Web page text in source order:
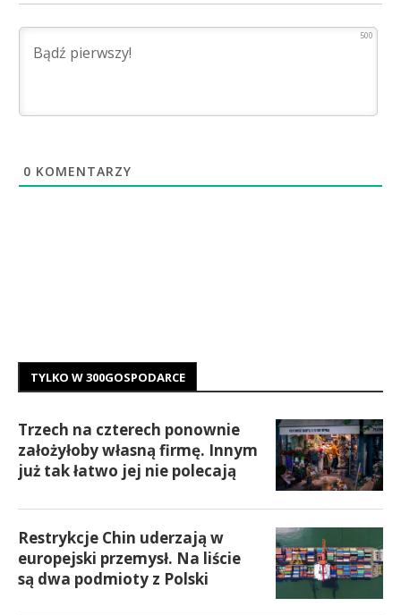
500
0 KOMENTARZY
TYLKO W 300GOSPODARCE
Trzech na czterech ponownie
założyłoby własną firmę. Innym
już tak łatwo jej nie polecają
Restrykcje Chin uderzają w
europejski przemysł. Na liście
są dwa podmioty z Polski